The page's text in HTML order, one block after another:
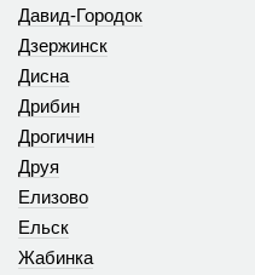
Давид-Городок
Дзержинск
Дисна
Дрибин
Дрогичин
Друя
Елизово
Ельск
Жабинка